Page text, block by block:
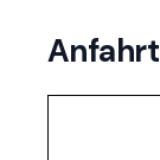
Anfahrt